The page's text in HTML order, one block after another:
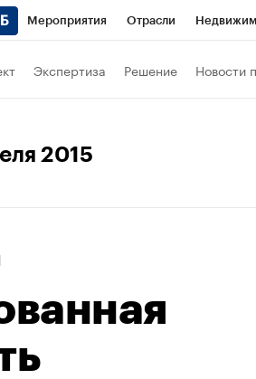
Мероприятия Отрасли
Экспертиза Решение Новости
2015